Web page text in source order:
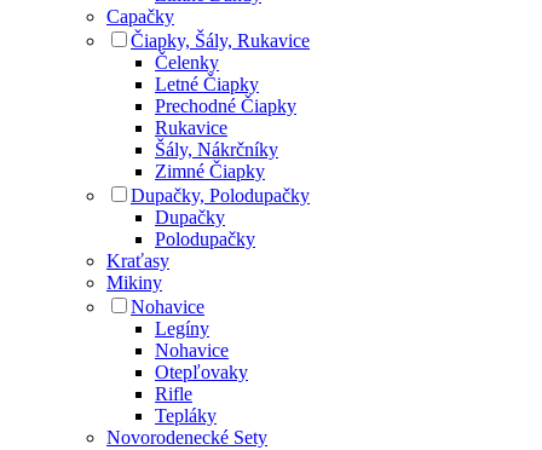
Capačky
Čiapky, Šály, Rukavice
Čelenky
Letné Čiapky
Prechodné Čiapky
Rukavice
Šály, Nákrčníky
Zimné Čiapky
Dupačky, Polodupačky
Dupačky
Polodupačky
Kraťasy
Mikiny
Nohavice
Legíny
Nohavice
Otepľovaky
Rifle
Tepláky
Novorodenecké Sety